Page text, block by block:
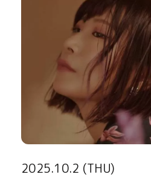
2025.10.2 (THU)